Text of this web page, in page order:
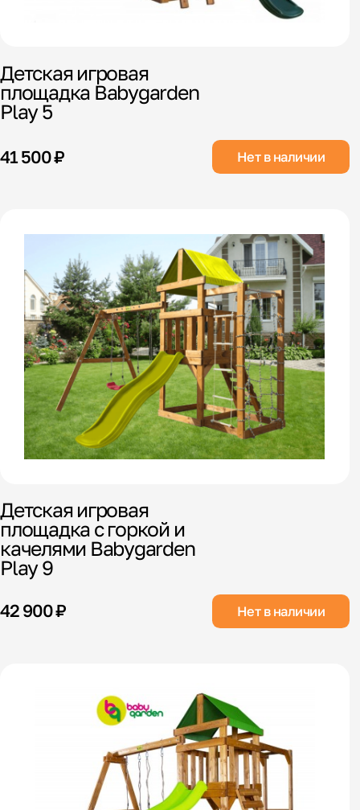
Детская игровая
площадка Babygarden
Play 5
41 500 ₽ Нет в наличии
Детская игровая
площадка с горкой и
качелями Babygarden
Play 9
42 900 ₽ Нет в наличии